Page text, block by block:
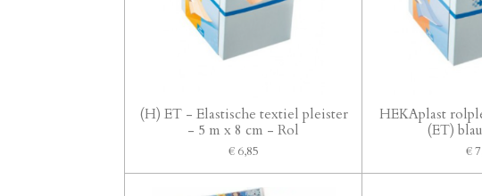
(H) ET - Elastische textiel pleister
- 5 m x 8 cm - Rol
€ 6,85
HEKAplast
(ET)
€